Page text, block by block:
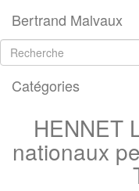
Bertrand Malvaux
Catégories
HENNET
nationaux